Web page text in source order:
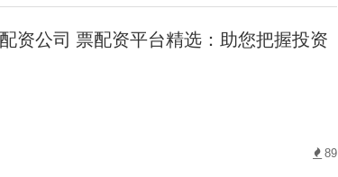
资公司 票配资平台精选：助您把握投资
89